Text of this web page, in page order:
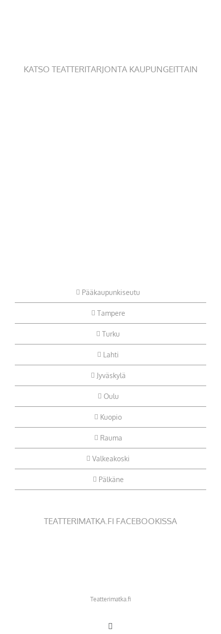
KATSO TEATTERITARJONTA KAUPUNGEITTAIN
Pääkaupunkiseutu
Tampere
Turku
Lahti
Jyväskylä
Oulu
Kuopio
Rauma
Valkeakoski
Pälkäne
TEATTERIMATKA.FI FACEBOOKISSA
Teatterimatka.fi